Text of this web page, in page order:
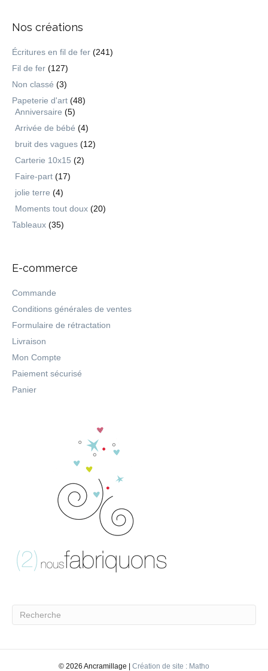
Nos créations
Écritures en fil de fer (241)
Fil de fer (127)
Non classé (3)
Papeterie d'art (48)
Anniversaire (5)
Arrivée de bébé (4)
bruit des vagues (12)
Carterie 10x15 (2)
Faire-part (17)
jolie terre (4)
Moments tout doux (20)
Tableaux (35)
E-commerce
Commande
Conditions générales de ventes
Formulaire de rétractation
Livraison
Mon Compte
Paiement sécurisé
Panier
© 2026 Ancramillage | Création de site : Matho